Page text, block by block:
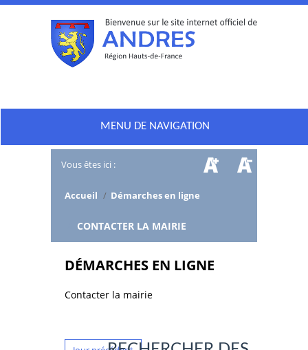
MENU DE NAVIGATION
Vous êtes ici :
Accueil / Démarches en ligne
CONTACTER LA MAIRIE
DÉMARCHES EN LIGNE
Contacter la mairie